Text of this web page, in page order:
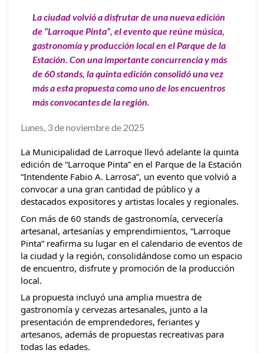
La ciudad volvió a disfrutar de una nueva edición
de “Larroque Pinta”, el evento que reúne música,
gastronomía y producción local en el Parque de la
Estación. Con una importante concurrencia y más
de 60 stands, la quinta edición consolidó una vez
más a esta propuesta como uno de los encuentros
más convocantes de la región.
Lunes, 3 de noviembre de 2025
La Municipalidad de Larroque llevó adelante la quinta
edición de “Larroque Pinta” en el Parque de la Estación
“Intendente Fabio A. Larrosa”, un evento que volvió a
convocar a una gran cantidad de público y a
destacados expositores y artistas locales y regionales.
Con más de 60 stands de gastronomía, cervecería
artesanal, artesanías y emprendimientos, “Larroque
Pinta” reafirma su lugar en el calendario de eventos de
la ciudad y la región, consolidándose como un espacio
de encuentro, disfrute y promoción de la producción
local.
La propuesta incluyó una amplia muestra de
gastronomía y cervezas artesanales, junto a la
presentación de emprendedores, feriantes y
artesanos, además de propuestas recreativas para
todas las edades.